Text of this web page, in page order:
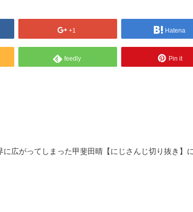
+1 Hatena
feedly Pin it
広がってしまった甲斐田晴【にじさんじ切り抜き】